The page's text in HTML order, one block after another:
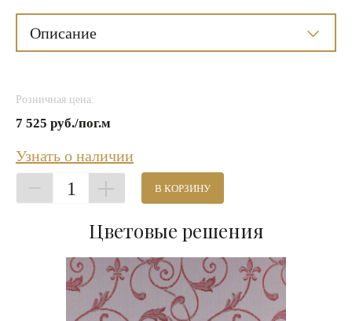
Описание
Розничная цена:
7 525 руб./пог.м
Узнать о наличии
1 В КОРЗИНУ
Цветовые решения